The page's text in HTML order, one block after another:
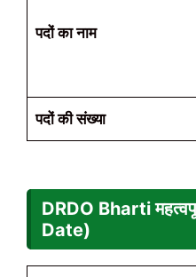
पदों का नाम
पदों की संख्या
DRDO Bharti
Date)